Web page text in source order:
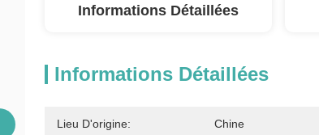
Informations Détaillées
Informations Détaillées
Lieu D'origine: Chine